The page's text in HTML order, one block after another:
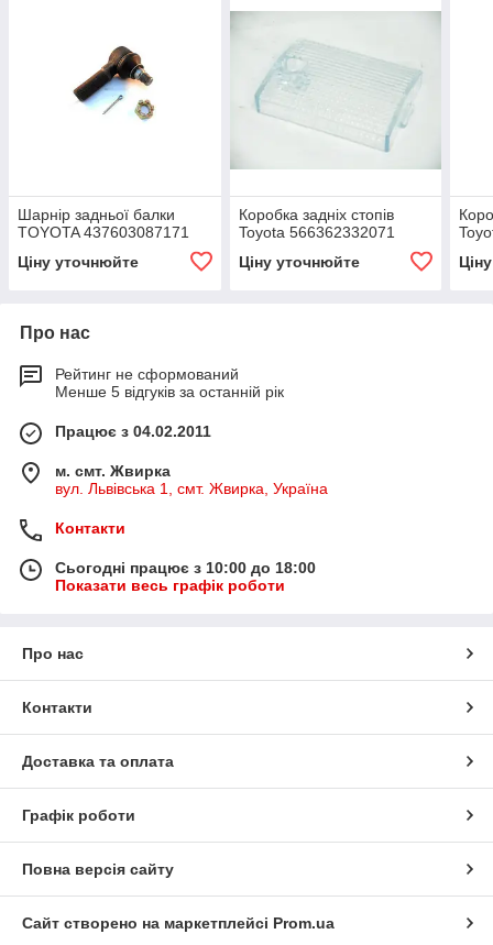
Шарнір задньої балки
TOYOTA 437603087171
Ціну уточнюйте
Коробка задніх стопів
Toyota 566362332071
Ціну уточнюйте
Про нас
Рейтинг не сформований
Менше 5 відгуків за останній рік
Працює з 04.02.2011
м. смт. Жвирка
вул. Львівська 1, смт. Жвирка, Україна
Контакти
Сьогодні працює з 10:00 до 18:00
Показати весь графік роботи
Про нас
Контакти
Доставка та оплата
Графік роботи
Повна версія сайту
Сайт створено на маркетплейсі Prom.ua